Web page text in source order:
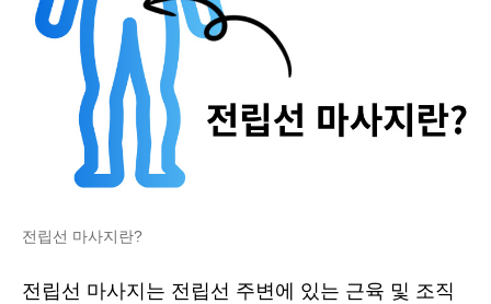
전립선 마사지란?
전립선 마사지는 전립선 주변에 있는 근육 및 조직